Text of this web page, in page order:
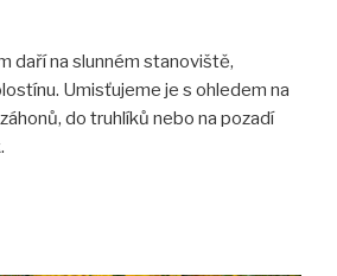
daří na slunném stanoviště,
Umisťujeme je s ohledem na
do truhlíků nebo na pozadí